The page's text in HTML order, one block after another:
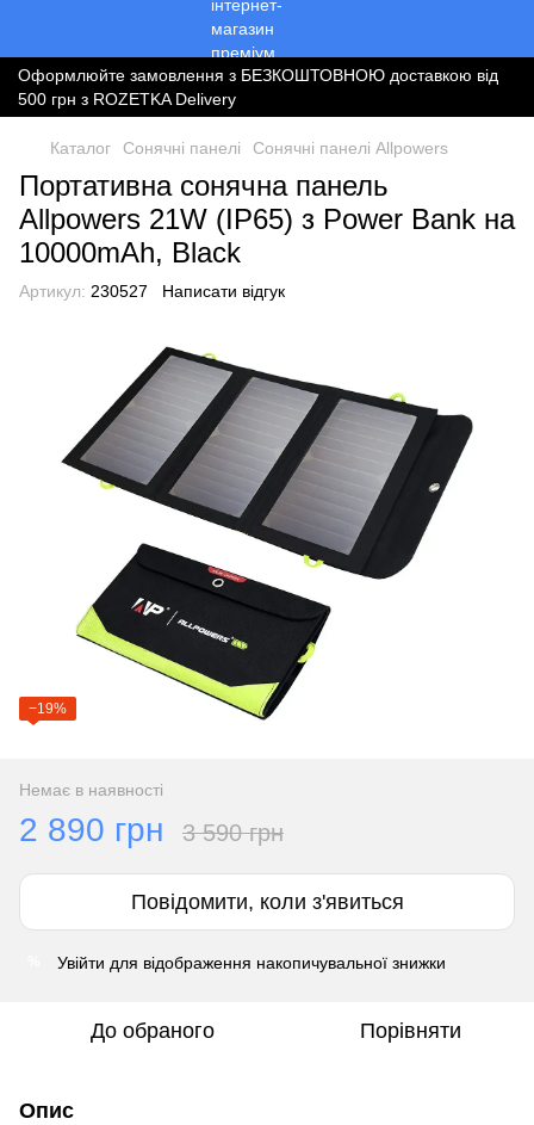
Оформлюйте замовлення з БЕЗКОШТОВНОЮ доставкою від
500 грн з ROZETKA Delivery
Каталог Сонячні панелі Сонячні панелі Allpowers
Портативна сонячна панель
Allpowers 21W (IP65) з Power Bank на
10000mAh, Black
Артикул: 230527 Написати відгук
−19%
Немає в наявності
2 890 грн 3 590 грн
Повідомити, коли з'явиться
Увійти для відображення накопичувальної знижки
До обраного Порівняти
Опис